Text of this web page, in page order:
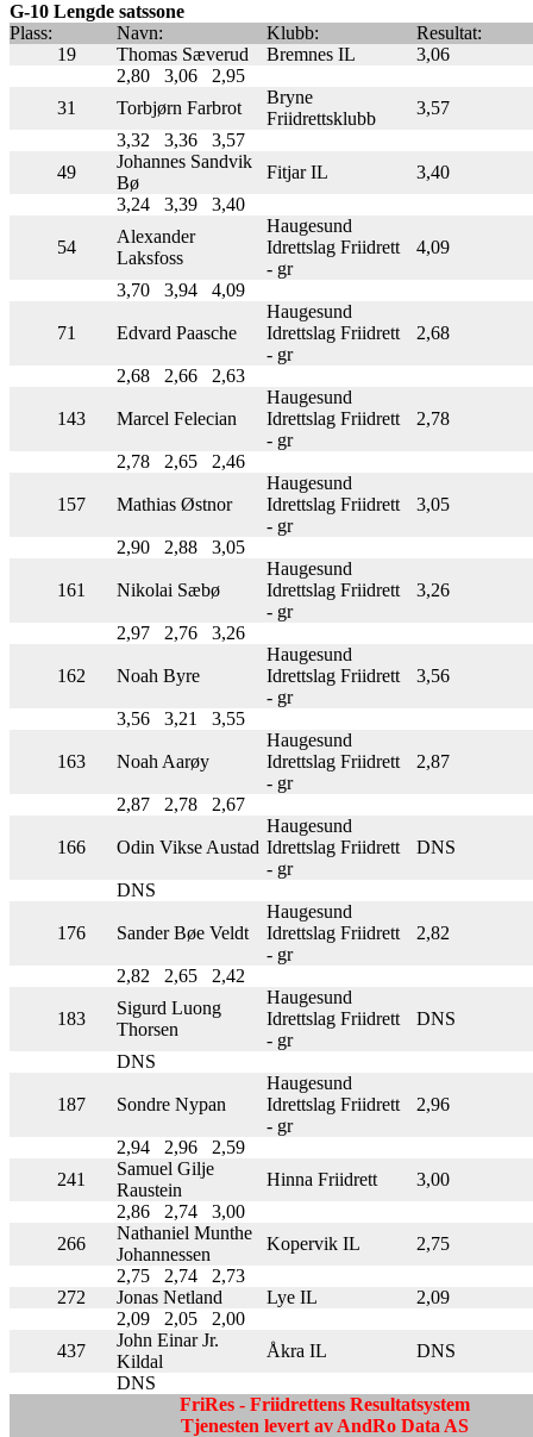
G-10 Lengde satssone
Plass:
Navn: Klubb:
Resultat:
19
Thomas Sæverud Bremnes IL
3,06
2,80
3,06
2,95
31
Torbjørn Farbrot
Bryne
Friidrettsklubb
3,57
3,32
3,36
3,57
49
Johannes Sandvik
Bø
Fitjar IL
3,40
3,24
3,39 3,40
54
Alexander
Laksfoss
Haugesund
Idrettslag Friidrett
- gr
4,09
3,70 3,94 4,09
71 Edvard Paasche
Haugesund
Idrettslag Friidrett
- gr
2,68
2,68 2,66 2,63
143 Marcel Felecian
Haugesund
Idrettslag Friidrett
- gr
2,78
2,78 2,65 2,46
157 Mathias Østnor
Haugesund
Idrettslag Friidrett
- gr
3,05
2,90 2,88 3,05
161 Nikolai Sæbø
Haugesund
Idrettslag Friidrett
- gr
3,26
2,97 2,76 3,26
162 Noah Byre
Haugesund
Idrettslag Friidrett
- gr
3,56
3,56 3,21 3,55
163 Noah Aarøy
Haugesund
Idrettslag Friidrett
- gr
2,87
2,87 2,78 2,67
166 Odin Vikse Austad
Haugesund
Idrettslag Friidrett
- gr
DNS
DNS
176 Sander Bøe Veldt
Haugesund
Idrettslag Friidrett
- gr
2,82
2,82 2,65 2,42
183
Sigurd Luong
Thorsen
Haugesund
Idrettslag Friidrett
- gr
DNS
DNS
187 Sondre Nypan
Haugesund
Idrettslag Friidrett
- gr
2,96
2,94 2,96
2,59
241
Samuel Gilje
Raustein
Hinna Friidrett
3,00
2,86
2,74
3,00
266
Nathaniel Munthe
Johannessen
Kopervik IL
2,75
2,75
2,74
2,73
272
Jonas Netland Lye IL
2,09
2,09
2,05
2,00
437
John Einar Jr.
Kildal
Åkra IL
DNS
DNS
FriRes - Friidrettens Resultatsystem
Tjenesten levert av AndRo Data AS